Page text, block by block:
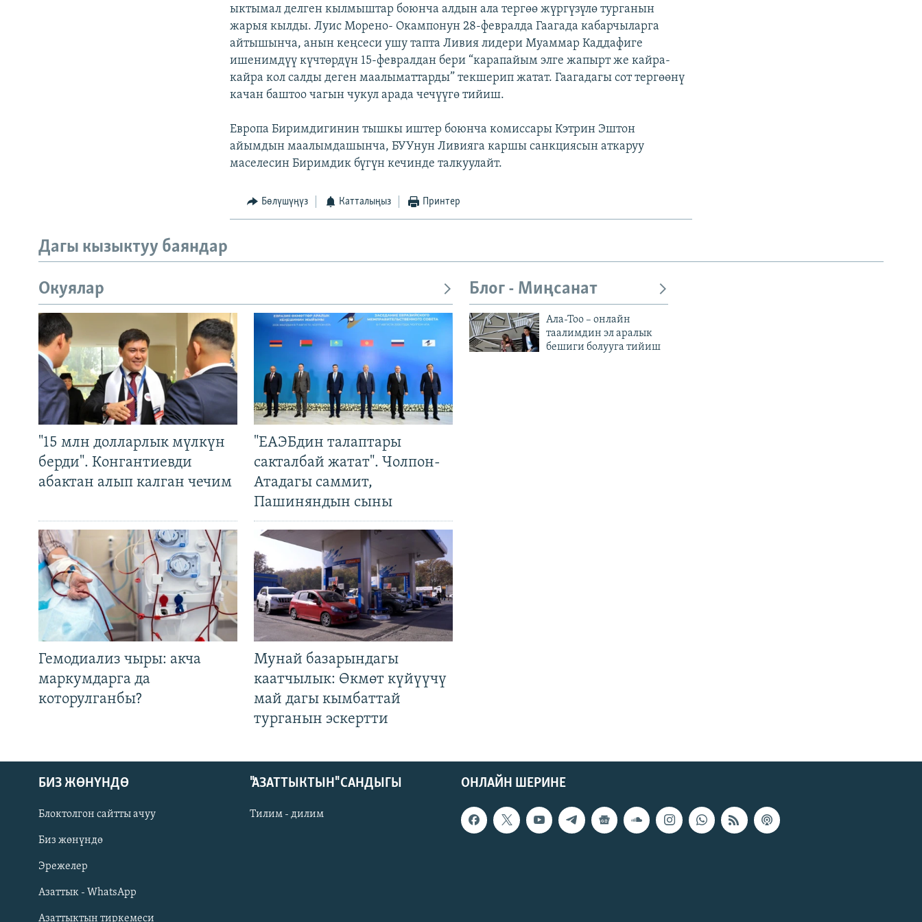
Русский
ОНЛАЙН ШЕРИНЕ
ыктымал делген кылмыштар боюнча алдын ала тергөө жүргүзүлө турганын
жарыя кылды. Луис Морено- Окампонун 28-февралда Гаагада кабарчыларга
айтышынча, анын кеңсеси ушу тапта Ливия лидери Муаммар Каддафиге
ишенимдүү күчтөрдүн 15-февралдан бери “карапайым элге жапырт же кайра-
кайра кол салды деген маалыматтарды” текшерип жатат. Гаагадагы сот тергөөнү
качан баштоо чагын чукул арада чечүүгө тийиш.
Европа Биримдигинин тышкы иштер боюнча комиссары Кэтрин Эштон
айымдын маалымдашынча, БУУнун Ливияга каршы санкциясын аткаруу
маселесин Биримдик бүгүн кечинде талкуулайт.
Бөлүшүңүз Катталыңыз Принтер
Дагы кызыктуу баяндар
Окуялар
"15 млн долларлык мүлкүн
берди". Конгантиевди
абактан алып калган чечим
"ЕАЭБдин талаптары
сакталбай жатат". Чолпон-
Атадагы саммит,
Пашиняндын сыны
Гемодиализ чыры: акча
маркумдарга да
которулганбы?
Мунай базарындагы
каатчылык: Өкмөт күйүүчү
май дагы кымбаттай
турганын эскертти
Блог - Миңсанат
Ала-Тоо – онлайн
таалимдин эл аралык
бешиги болууга тийиш
ОНЛАЙН ШЕРИНЕ
БИЗ ЖӨНҮНДӨ
Блоктолгон сайтты ачуу
Биз жөнүндө
Эрежелер
Азаттык - WhatsApp
Азаттыктын тиркемеси
"АЗАТТЫКТЫН" САНДЫГЫ
Тилим - дилим